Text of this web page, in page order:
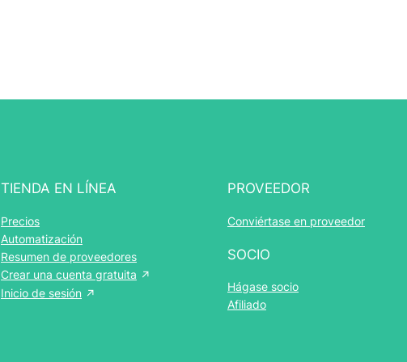
TIENDA EN LÍNEA
Precios
Automatización
Resumen de proveedores
Crear una cuenta gratuita
Inicio de sesión
PROVEEDOR
Conviértase en proveedor
SOCIO
Hágase socio
Afiliado